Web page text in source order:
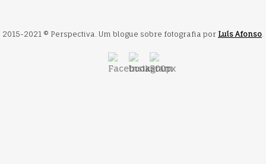
2015-2021 © Perspectiva. Um blogue sobre fotografia por Luís Afonso.